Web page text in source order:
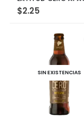
$2.25
SIN EXISTENCIAS